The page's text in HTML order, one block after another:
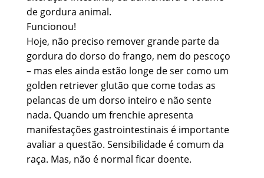
de gordura animal.
Funcionou!
Hoje, não preciso remover grande parte da
gordura do dorso do frango, nem do pescoço
– mas eles ainda estão longe de ser como um
golden retriever glutão que come todas as
pelancas de um dorso inteiro e não sente
nada. Quando um frenchie apresenta
manifestações gastrointestinais é importante
avaliar a questão. Sensibilidade é comum da
raça. Mas, não é normal ficar doente.